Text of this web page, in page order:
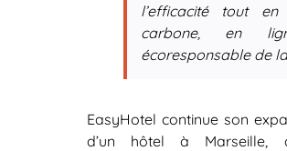
l’efficacité tout
carbone, en
écoresponsable de
EasyHotel continue son
d’un hôtel à Marseille,